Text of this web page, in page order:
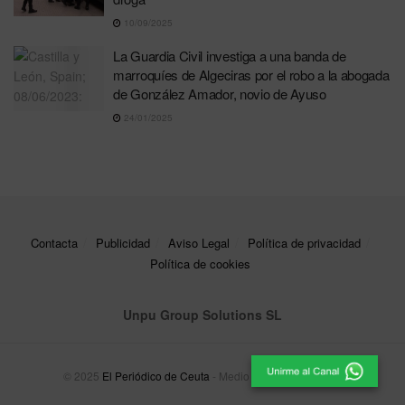
10/09/2025
La Guardia Civil investiga a una banda de
marroquíes de Algeciras por el robo a la abogada
de González Amador, novio de Ayuso
24/01/2025
Contacta Publicidad Aviso Legal
Política de privacidad
Política de cookies
Unpu Group Solutions SL
© 2025 El Periódico de Ceuta - Medio de Comunicación